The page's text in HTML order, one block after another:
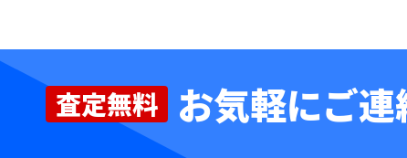
査定無料 お気軽にご